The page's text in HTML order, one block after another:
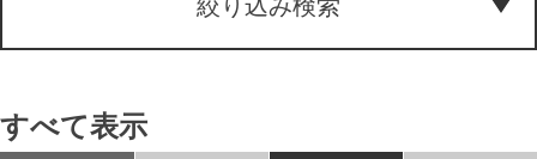
すべて表示